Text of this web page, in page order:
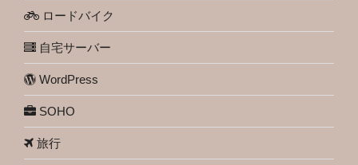
ロードバイク
自宅サーバー
WordPress
SOHO
旅行